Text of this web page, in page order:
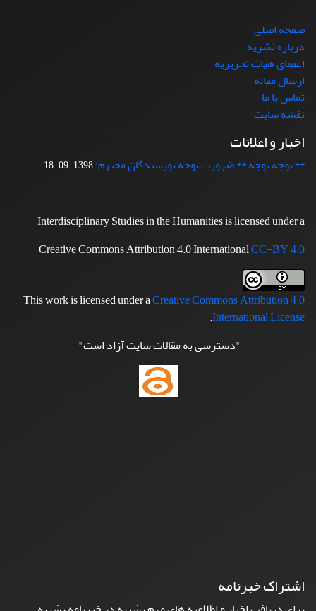
صفحه اصلی
درباره نشریه
اعضای هیات تحریریه
ارسال مقاله
تماس با ما
نقشه سایت
اخبار و اعلانات
** توجه توجه ** ضرورت توجه نویسندگان محترم:1398-09-18
Interdisciplinary Studies in the Humanities is licensed under a
Creative Commons Attribution 4.0 InternationalCC-BY 4.0
This work is licensed under aCreative Commons Attribution 4.0
International License
.
"دسترسی به مقالات سایت آزاد است"
اشتراک خبرنامه